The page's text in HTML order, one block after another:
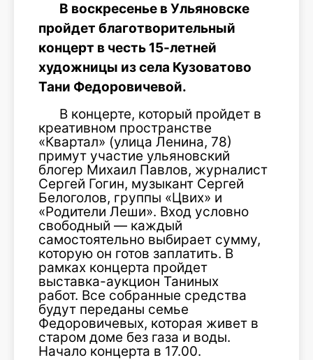
В воскресенье в Ульяновске
пройдет благотворительный
концерт в честь 15-летней
художницы из села Кузоватово
Тани Федоровичевой.
В концерте, который пройдет в
креативном пространстве
«Квартал» (улица Ленина, 78)
примут участие ульяновский
блогер Михаил Павлов, журналист
Сергей Гогин, музыкант Сергей
Белоголов, группы «Цвих» и
«Родители Леши». Вход условно
свободный — каждый
самостоятельно выбирает сумму,
которую он готов заплатить. В
рамках концерта пройдет
выставка-аукцион Таниных
работ. Все собранные средства
будут переданы семье
Федоровичевых, которая живет в
старом доме без газа и воды.
Начало концерта в 17.00.